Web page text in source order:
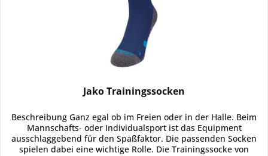
Jako Trainingssocken
Beschreibung Ganz egal ob im Freien oder in der Halle. Beim
Mannschafts- oder Individualsport ist das Equipment
ausschlaggebend für den Spaßfaktor. Die passenden Socken
spielen dabei eine wichtige Rolle. Die Trainingssocke von